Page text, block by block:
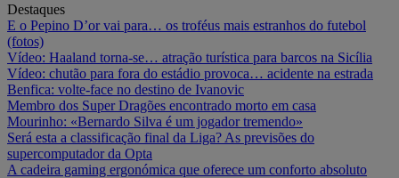
Destaques
E o Pepino D’or vai para… os troféus mais estranhos do futebol
(fotos)
Vídeo: Haaland torna-se… atração turística para barcos na Sicília
Vídeo: chutão para fora do estádio provoca… acidente na estrada
Benfica: volte-face no destino de Ivanovic
Membro dos Super Dragões encontrado morto em casa
Mourinho: «Bernardo Silva é um jogador tremendo»
Será esta a classificação final da Liga? As previsões do
supercomputador da Opta
A cadeira gaming ergonómica que oferece um conforto absoluto